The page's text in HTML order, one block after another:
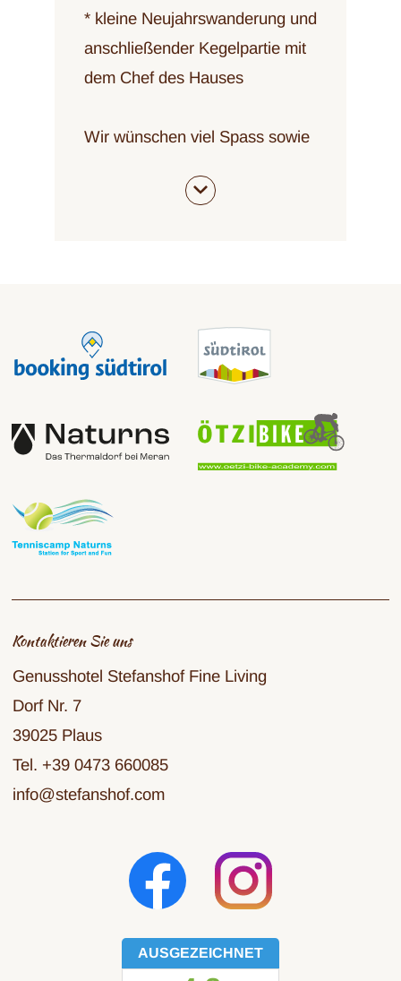
* kleine Neujahrswanderung und
anschließender Kegelpartie mit
dem Chef des Hauses
Wir wünschen viel Spass sowie
im neuen Jahr !
Kontaktieren Sie uns
Genusshotel Stefanshof Fine Living
Dorf Nr. 7
39025 Plaus
Tel. +39 0473 660085
info@stefanshof.com
AUSGEZEICHNET